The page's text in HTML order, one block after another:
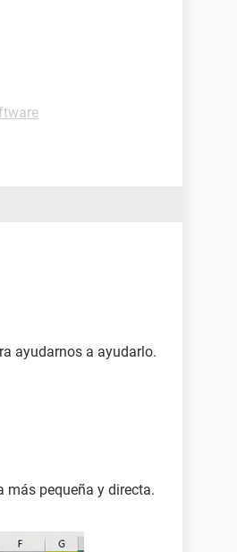
ayudarnos a ayudarlo.
más pequeña y directa.